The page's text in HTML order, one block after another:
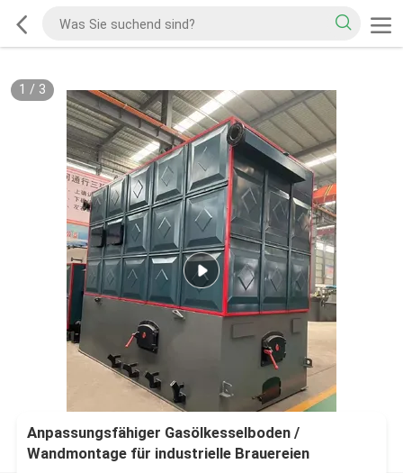
1 / 3
Anpassungsfähiger Gasölkesselboden /
Wandmontage für industrielle Brauereien